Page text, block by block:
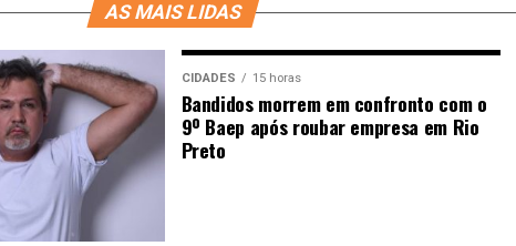
AS MAIS LIDAS
CIDADES 15 horas
Bandidos morrem em confronto com o
9º Baep após roubar empresa em Rio
Preto